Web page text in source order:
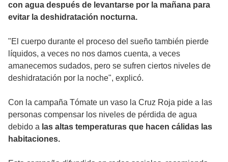
con agua después de levantarse por la mañana para
evitar la deshidratación nocturna.
"El cuerpo durante el proceso del sueño también pierde
líquidos, a veces no nos damos cuenta, a veces
amanecemos sudados, pero se sufren ciertos niveles de
deshidratación por la noche", explicó.
Con la campaña Tómate un vaso la Cruz Roja pide a las
personas compensar los niveles de pérdida de agua
debido a las altas temperaturas que hacen cálidas las
habitaciones.